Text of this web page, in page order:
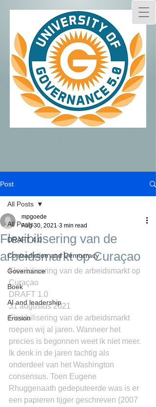
Post
All Posts
DRAFT 4.0
Contradiction and Democracy
Governance
Boek
AI and leadership
Erosion
All Posts
Flexibilisering van de
arbeidsmarkt op Curaçao
mpgoede
Aug 30, 2021 3 min read
Flexibilisering van de arbeidsmarkt op
Curaçao
DRAFT 1.0
31 augustus 2021
Flexibilisering van de arbeidsmarkt
roepen wij al jaren. Wanneer het
precies is begonnen weet ik niet meer.
Ik denk in de jaren tachtig als
onderdeel van het Washington
consensus. Toen Eugene
Rhuggenaath gedeputeerde was is er
een papieren tijger geschreven (2007